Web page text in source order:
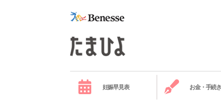
妊娠早見表 お金・手続き